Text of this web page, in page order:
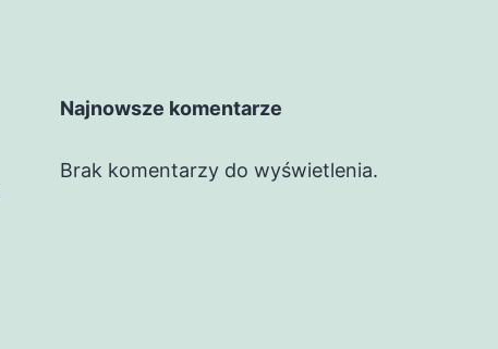
Najnowsze komentarze
Brak komentarzy do wyświetlenia.